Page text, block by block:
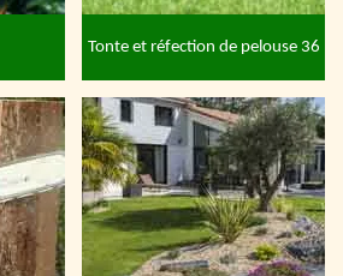
Tonte et réfection de pelouse 36